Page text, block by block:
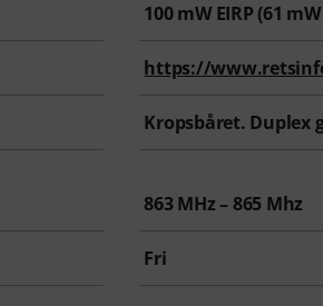
100mW EIRP (61 mW
https://
Kropsbåret. Duplex
863 MHz – 865 Mhz
Fri